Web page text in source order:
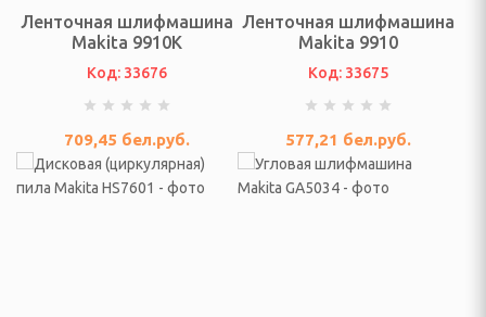
морозильники
и
плиты
Ленточная шлифмашина
Makita 9910K
Код: 33676
709,45 бел.руб.
Ленточная шлифмашина
Makita 9910
Код: 33675
577,21 бел.руб.